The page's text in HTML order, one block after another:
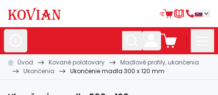
Nerezovépolotovary
Úvod Kované polotovary
Madlové profily, ukončenia
Ukončenia
Ukončenie madla 300 x 120 mm